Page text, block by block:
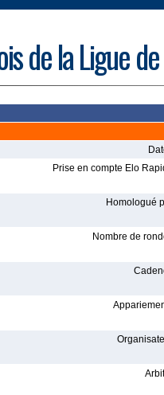
de la Ligue
Prise en compte Elo
Homologué
Nombre de